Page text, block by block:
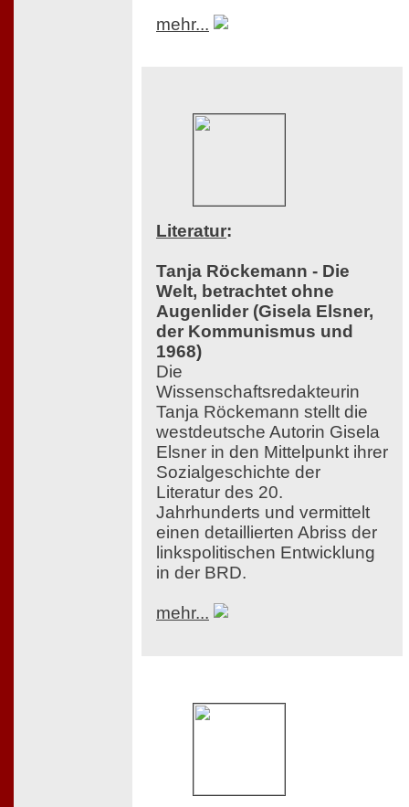
mehr...
Literatur:
Tanja Röckemann - Die
Welt, betrachtet ohne
Augenlider (Gisela Elsner,
der Kommunismus und
1968)
Die
Wissenschaftsredakteurin
Tanja Röckemann stellt die
westdeutsche Autorin Gisela
Elsner in den Mittelpunkt ihrer
Sozialgeschichte der
Literatur des 20.
Jahrhunderts und vermittelt
einen detaillierten Abriss der
linkspolitischen Entwicklung
in der BRD.
mehr...